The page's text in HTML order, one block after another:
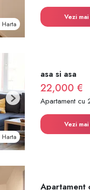
Harta
Vezi
Harta
Next
asa si asa
22,000 €
Apartament cu
Vezi
Apartament